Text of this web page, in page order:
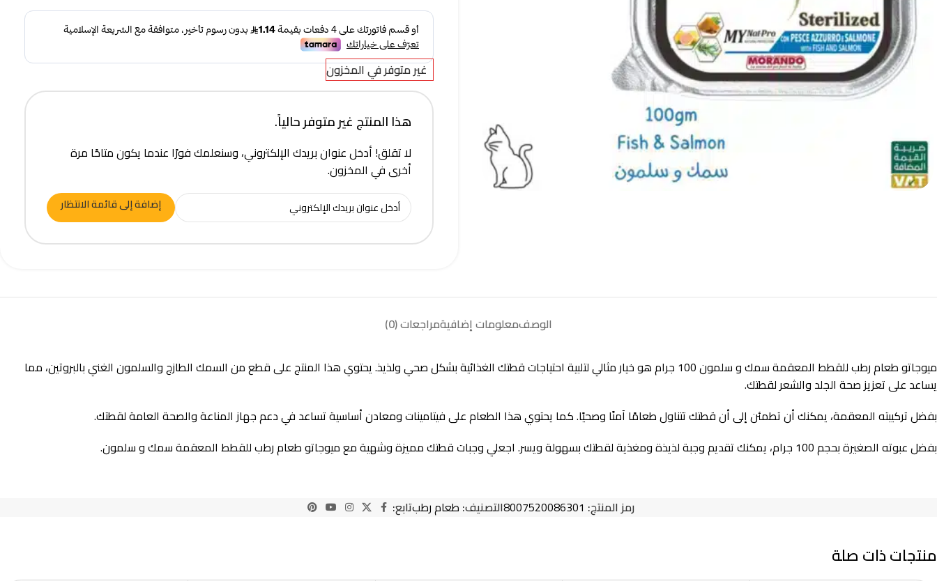
غير متوفر في المخزون
هذا المنتج غير متوفر حالياً.
لا تقلق! أدخل عنوان بريدك الإلكتروني، وسنعلمك فورًا عندما يكون متاحًا مرة
أخرى في المخزون.
إضافة إلى قائمة الانتظار
الوصفمعلومات إضافيةمراجعات (0)
ميوجاتو طعام رطب للقطط المعقمة سمك و سلمون 100 جرام هو خيار مثالي لتلبية احتياجات قطتك الغذائية بشكل صحي ولذيذ. يحتوي هذا المنتج على قطع من السمك الطازج والسلمون الغني بالبروتين، مما
يساعد على تعزيز صحة الجلد والشعر لقطتك.
بفضل تركيبته المعقمة، يمكنك أن تطمئن إلى أن قطتك تتناول طعامًا آمنًا وصحيًا. كما يحتوي هذا الطعام على فيتامينات ومعادن أساسية تساعد في دعم جهاز المناعة والصحة العامة لقطتك.
بفضل عبوته الصغيرة بحجم 100 جرام، يمكنك تقديم وجبة لذيذة ومغذية لقطتك بسهولة ويسر. اجعلي وجبات قطتك مميزة وشهية مع ميوجاتو طعام رطب للقطط المعقمة سمك و سلمون.
رمز المنتج: 8007520086301التصنيف: طعام رطبتابع:
منتجات ذات صلة